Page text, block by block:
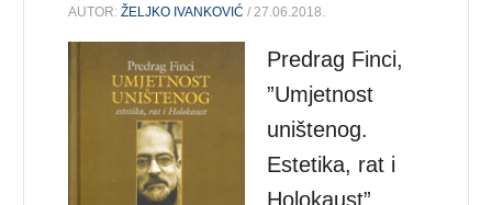
AUTOR:ŽELJKO IVANKOVIĆ / 27.06.2018.
Predrag Finci,
”Umjetnost
uništenog.
Estetika, rat i
Holokaust”,